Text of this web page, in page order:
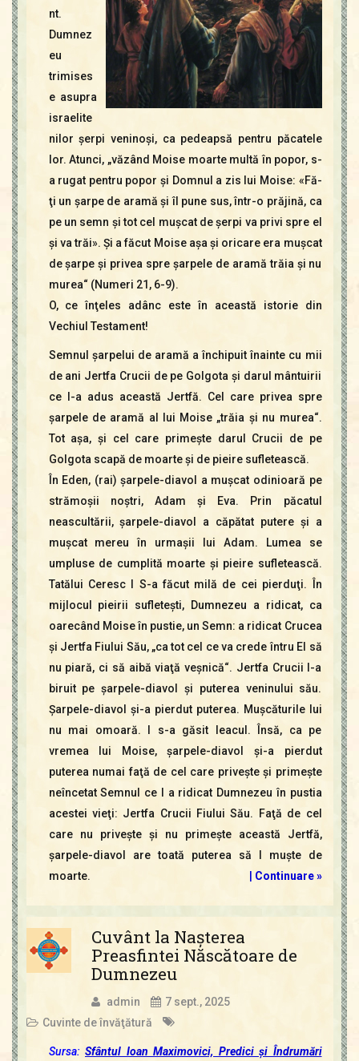
nt.
Dumnez
eu
trimises
e asupra
israelite
nilor şerpi veninoşi, ca pedeapsă pentru păcatele
lor. Atunci, „văzând Moise moarte multă în popor, s-
a rugat pentru popor şi Domnul a zis lui Moise: «Fă-
ţi un şarpe de aramă şi îl pune sus, într-o prăjină, ca
pe un semn şi tot cel muşcat de şerpi va privi spre el
şi va trăi». Şi a făcut Moise aşa şi oricare era muşcat
de şarpe şi privea spre şarpele de aramă trăia şi nu
murea“ (Numeri 21, 6-9).
O, ce înţeles adânc este în această istorie din
Vechiul Testament!
Semnul şarpelui de aramă a închipuit înainte cu mii
de ani Jertfa Crucii de pe Golgota şi darul mântuirii
ce l-a adus această Jertfă. Cel care privea spre
şarpele de aramă al lui Moise „trăia şi nu murea“.
Tot aşa, şi cel care primeşte darul Crucii de pe
Golgota scapă de moarte şi de pieire sufletească.
În Eden, (rai) şarpele-diavol a muşcat odinioară pe
strămoşii noştri, Adam şi Eva. Prin păcatul
neascultării, şarpele-diavol a căpătat putere şi a
muşcat mereu în urmaşii lui Adam. Lumea se
umpluse de cumplită moarte şi pieire sufletească.
Tatălui Ceresc I S-a făcut milă de cei pierduţi. În
mijlocul pieirii sufleteşti, Dumnezeu a ridicat, ca
oarecând Moise în pustie, un Semn: a ridicat Crucea
şi Jertfa Fiului Său, „ca tot cel ce va crede întru El să
nu piară, ci să aibă viaţă veşnică“. Jertfa Crucii l-a
biruit pe şarpele-diavol şi puterea veninului său.
Şarpele-diavol şi-a pierdut puterea. Muşcăturile lui
nu mai omoară. I s-a găsit leacul. Însă, ca pe
vremea lui Moise, şarpele-diavol şi-a pierdut
puterea numai faţă de cel care priveşte şi primeşte
neîncetat Semnul ce l a ridicat Dumnezeu în pustia
acestei vieţi: Jertfa Crucii Fiului Său. Faţă de cel
care nu priveşte şi nu primeşte această Jertfă,
şarpele-diavol are toată puterea să l muşte de
moarte.
| Continuare »
Cuvânt la Naşterea
Preasfintei Născătoare de
Dumnezeu
admin
7 sept., 2025
Cuvinte de învăţătură
Sursa: Sfântul Ioan Maximovici, Predici şi Îndrumări